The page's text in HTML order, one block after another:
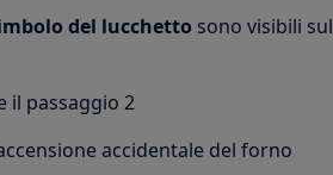
del lucchetto sono visibili sul
il passaggio 2
accidentale del forno